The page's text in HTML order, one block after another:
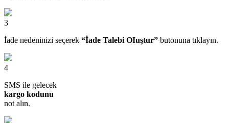
3
İade nedeninizi seçerek “İade Talebi OIuştur” butonuna tıklayın.
4
SMS ile gelecek
kargo kodunu
not alın.